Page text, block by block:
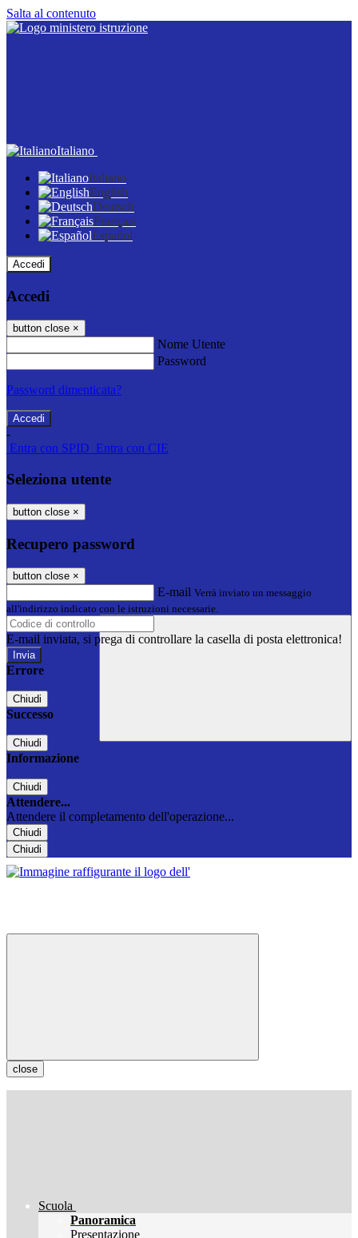
Salta al contenuto
Italiano
Italiano
English
Deutsch
Français
Español
Accedi
Accedi
button close ×
Nome Utente
Password
Password dimenticata?
-
Entra con SPID Entra con CIE
Seleziona utente
button close ×
Recupero password
button close ×
E-mail Verrà inviato un messaggio
all'indirizzo indicato con le istruzioni necessarie.
E-mail inviata, si prega di controllare la casella di posta elettronica!
Errore
Chiudi
Successo
Chiudi
Informazione
Chiudi
Attendere...
Attendere il completamento dell'operazione...
Chiudi
Chiudi
close
Scuola
Panoramica
Presentazione